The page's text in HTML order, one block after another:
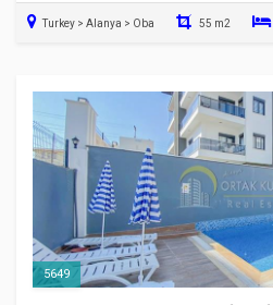
Turkey > Alanya > Oba 55 m2
5649